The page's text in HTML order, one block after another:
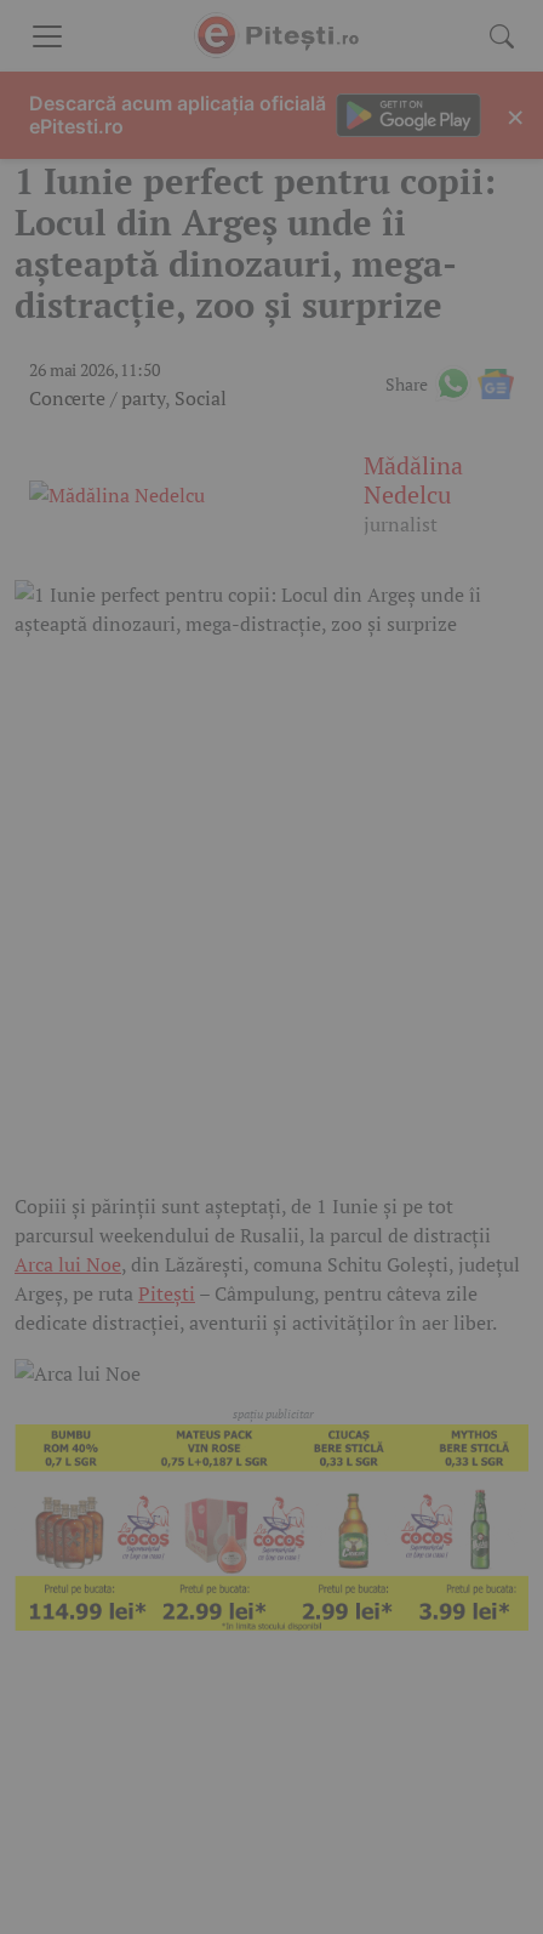
1 Iunie perfect pentru copii:
Locul din Argeș unde îi
așteaptă dinozauri, mega-
distracție, zoo și surprize
26 mai 2026, 11:50
Concerte / party, Social
Share
Mădălina
Nedelcu
jurnalist
Copiii și părinții sunt așteptați, de 1 Iunie și pe tot
parcursul weekendului de Rusalii, la parcul de distracții
Arca lui Noe, din Lăzărești, comuna Schitu Golești, județul
Argeș, pe ruta Pitești – Câmpulung, pentru câteva zile
dedicate distracției, aventurii și activităților în aer liber.
Descarcă acum aplicația oficială
ePitesti.ro
×